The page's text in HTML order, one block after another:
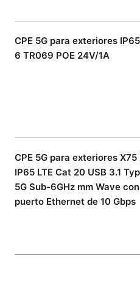
CPE 5G para exteriores
6 TR069 POE 24V/1A
CPE 5G para exteriores X75
IP65 LTE Cat 20 USB 3.1
5G Sub-6GHz mm Wave con
puerto Ethernet de 10 Gbps